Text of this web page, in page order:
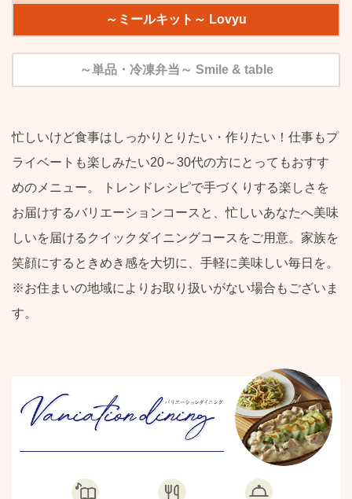
～ミールキット～ Lovyu
～単品・冷凍弁当～ Smile & table
忙しいけど食事はしっかりとりたい・作りたい！仕事もプ
ライベートも楽しみたい20～30代の方にとってもおすす
めのメニュー。 トレンドレシピで手づくりする楽しさを
お届けするバリエーションコースと、忙しいあなたへ美味
しいを届けるクイックダイニングコースをご用意。 家族を
笑顔にするときめき感を大切に、手軽に美味しい毎日を。
※お住まいの地域によりお取り扱いがない場合もございま
す。